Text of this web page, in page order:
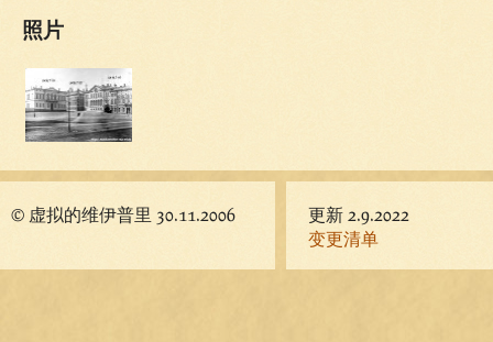
照片
© 虚拟的维伊普里 30.11.2006
更新 2.9.2022
变更清单